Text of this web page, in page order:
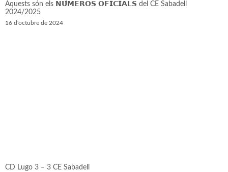
Aquests són els 𝗡𝗨́𝗠𝗘𝗥𝗢𝗦 𝗢𝗙𝗜𝗖𝗜𝗔𝗟𝗦 del CE Sabadell
2024/2025
16 d'octubre de 2024
CD Lugo 3 – 3 CE Sabadell